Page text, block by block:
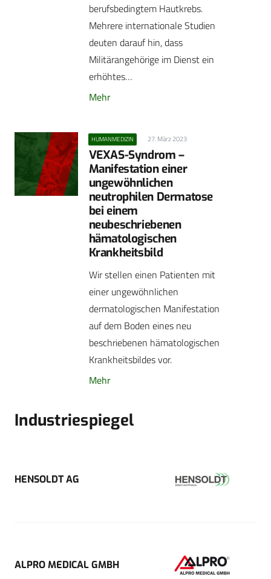
berufsbedingtem Hautkrebs.
Mehrere internationale Studien
deuten darauf hin, dass
Militärangehörige im Dienst ein
erhöhtes…
Mehr
HUMANMEDIZIN 27. März 2023
VEXAS-Syndrom –
Manifestation einer
ungewöhnlichen
neutrophilen Dermatose
bei einem
neubeschriebenen
hämatologischen
Krankheitsbild
Wir stellen einen Patienten mit
einer ungewöhnlichen
dermatologischen Manifestation
auf dem Boden eines neu
beschriebenen hämatologischen
Krankheitsbildes vor.
Mehr
Industriespiegel
HENSOLDT AG
ALPRO MEDICAL GMBH